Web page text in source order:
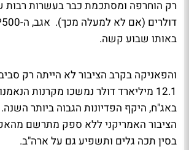
רק הוחרפה ומסתכמת כבר בעשרות רבות
באותו שבוע קשה.
והפאניקה בקרב הציבור לא הייתה רק
12.1 מיליארד דולר נמשכו מקרנות
באג"ח, היקף הפדיונות הגבוה ביותר
הציבור האמריקני ללא ספק מתרשם
בסין תכה גלים ותשפיע גם על ארה"ב.